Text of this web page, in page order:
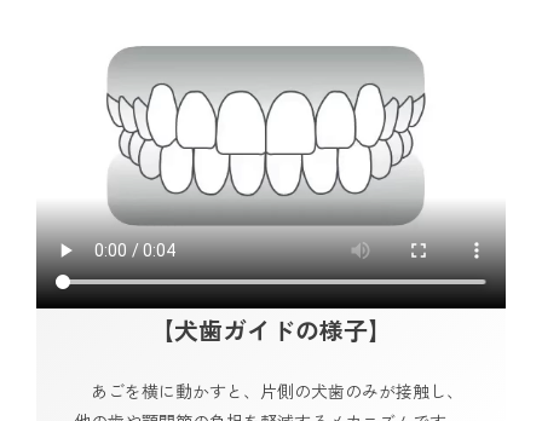
【犬歯ガイドの様子】
あごを横に動かすと、片側の犬歯のみが接触し、